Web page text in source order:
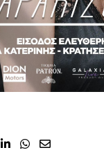
LinkedInWhatsapp
Share